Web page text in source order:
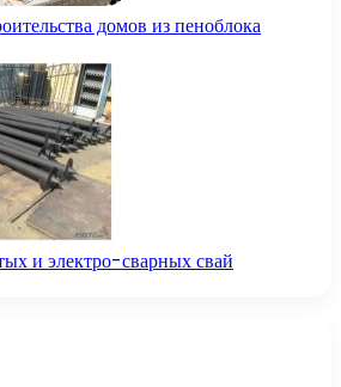
домов из пеноблока
и электро-сварных свай